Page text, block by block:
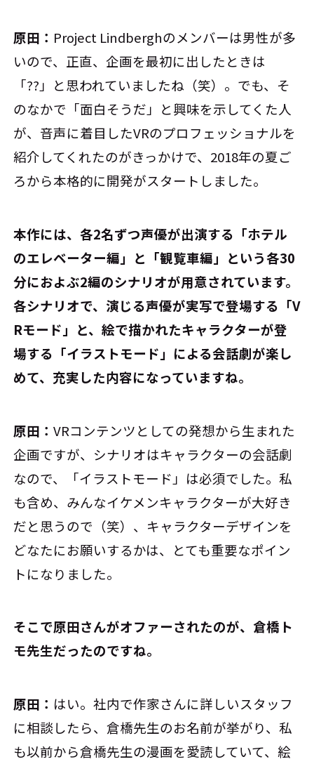
原田： Project Lindberghのメンバーは男性が多
いので、正直、企画を最初に出したときは
「??」と思われていましたね（笑）。でも、そ
のなかで「面白そうだ」と興味を示してくた人
が、音声に着目したVRのプロフェッショナルを
紹介してくれたのがきっかけで、2018年の夏ご
ろから本格的に開発がスタートしました。
――本作には、各2名ずつ声優が出演する「ホテル
のエレベーター編」と「観覧車編」という各30
分におよぶ2編のシナリオが用意されています。
各シナリオで、演じる声優が実写で登場する「V
Rモード」と、絵で描かれたキャラクターが登
場する「イラストモード」による会話劇が楽し
めて、充実した内容になっていますね。
原田：VRコンテンツとしての発想から生まれた
企画ですが、シナリオはキャラクターの会話劇
なので、「イラストモード」は必須でした。私
も含め、みんなイケメンキャラクターが大好き
だと思うので（笑）、キャラクターデザインを
どなたにお願いするかは、とても重要なポイン
トになりました。
――そこで原田さんがオファーされたのが、倉橋ト
モ先生だったのですね。
原田： はい。社内で作家さんに詳しいスタッフ
に相談したら、倉橋先生のお名前が挙がり、私
も以前から倉橋先生の漫画を愛読していて、絵